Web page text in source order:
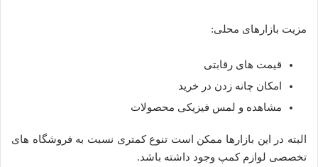
مزیت بازارهای محلی:
قیمت های رقابتی
امکان چانه زدن در خرید
مشاهده و لمس فیزیکی محصولات
البته در این بازارها ممکن است تنوع کمتری نسبت به فروشگاه های
تخصصی لوازم کمپ وجود داشته باشد.